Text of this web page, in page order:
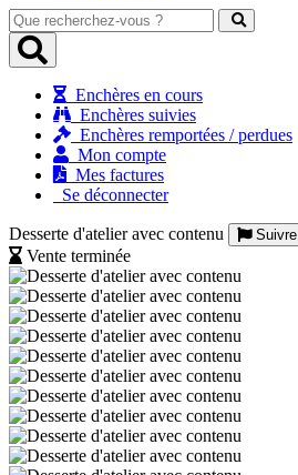
Que
recherchez-
vous
Enchères en cours
Enchères suivies
Enchères remportées / perdues
Mon compte
Mes factures
Se déconnecter
Desserte d'atelier avec contenu Suivre
Vente terminée